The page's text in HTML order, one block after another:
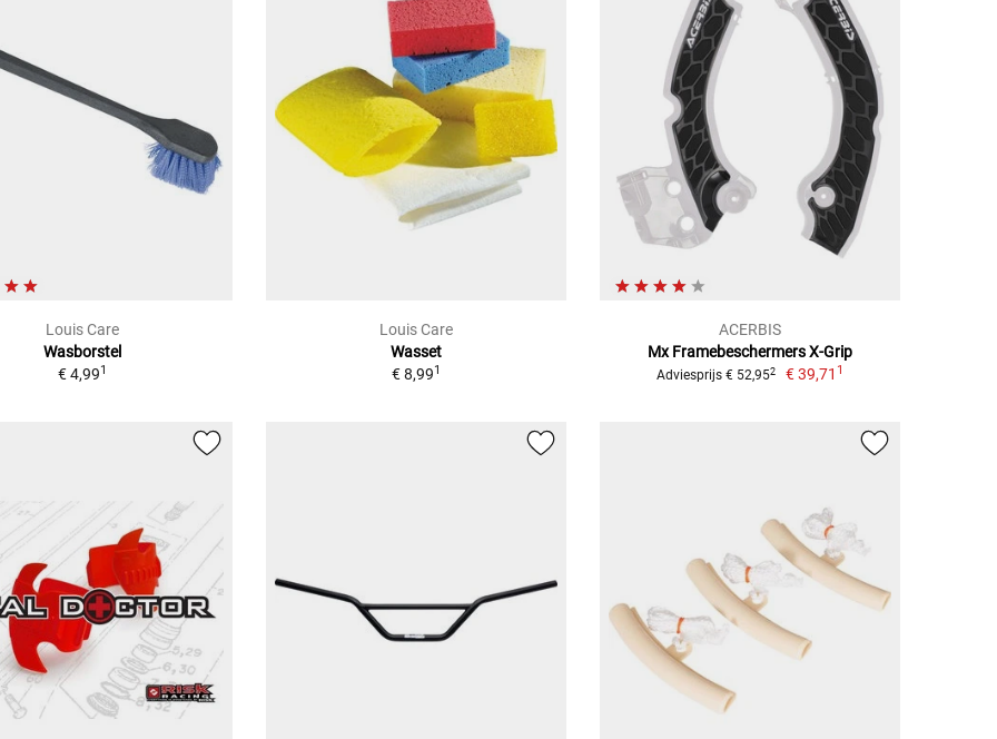
Louis Care
Wasborstel
€ 4,991
Louis Care
Wasset
€ 8,991
ACERBIS
Mx Framebeschermers X-Grip
Adviesprijs € 52,952 € 39,71 1